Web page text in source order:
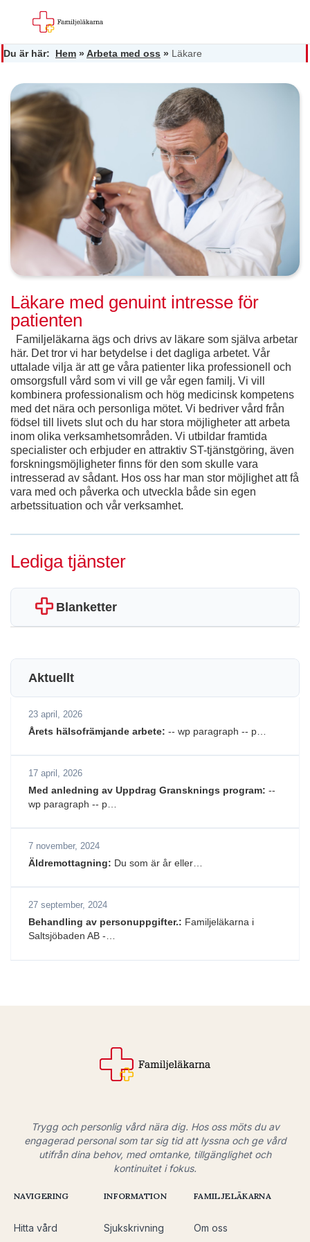
Du är här: Hem »Arbeta med oss » Läkare
Läkare med genuint intresse för
patienten
Familjeläkarna ägs och drivs av läkare som själva arbetar
här. Det tror vi har betydelse i det dagliga arbetet. Vår
uttalade vilja är att ge våra patienter lika professionell och
omsorgsfull vård som vi vill ge vår egen familj. Vi vill
kombinera professionalism och hög medicinsk kompetens
med det nära och personliga mötet. Vi bedriver vård från
födsel till livets slut och du har stora möjligheter att arbeta
inom olika verksamhetsområden. Vi utbildar framtida
specialister och erbjuder en attraktiv ST-tjänstgöring, även
forskningsmöjligheter finns för den som skulle vara
intresserad av sådant. Hos oss har man stor möjlighet att få
vara med och påverka och utveckla både sin egen
arbetssituation och vår verksamhet.
Lediga tjänster
Blanketter
Aktuellt
23 april, 2026
Årets hälsofrämjande arbete: -- wp paragraph -- p…
17 april, 2026
Med anledning av Uppdrag Gransknings program: --
wp paragraph -- p…
7 november, 2024
Äldremottagning: Du som är år eller…
27 september, 2024
Behandling av personuppgifter.: Familjeläkarna i
Saltsjöbaden AB -…
Trygg och personlig vård nära dig. Hos oss möts du av
engagerad personal som tar sig tid att lyssna och ge vård
utifrån dina behov, med omtanke, tillgänglighet och
kontinuitet i fokus.
NAVIGERING
Hitta vård
INFORMATION
Sjukskrivning
FAMILJELÄKARNA
Om oss